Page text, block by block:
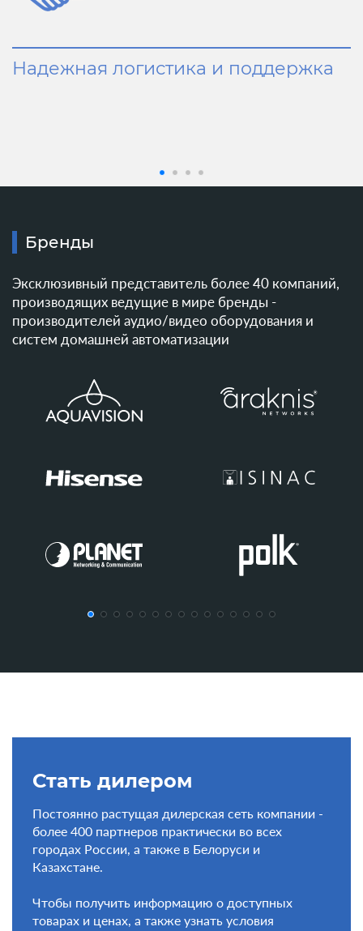
Надежная логистика и поддержка
Бренды
Эксклюзивный представитель более 40 компаний,
производящих ведущие в мире бренды -
производителей аудио/видео оборудования и
систем домашней автоматизации
Стать дилером
Постоянно растущая дилерская сеть компании -
более 400 партнеров практически во всех
городах России, а также в Белоруси и
Казахстане.
Чтобы получить информацию о доступных
товарах и ценах, а также узнать условия